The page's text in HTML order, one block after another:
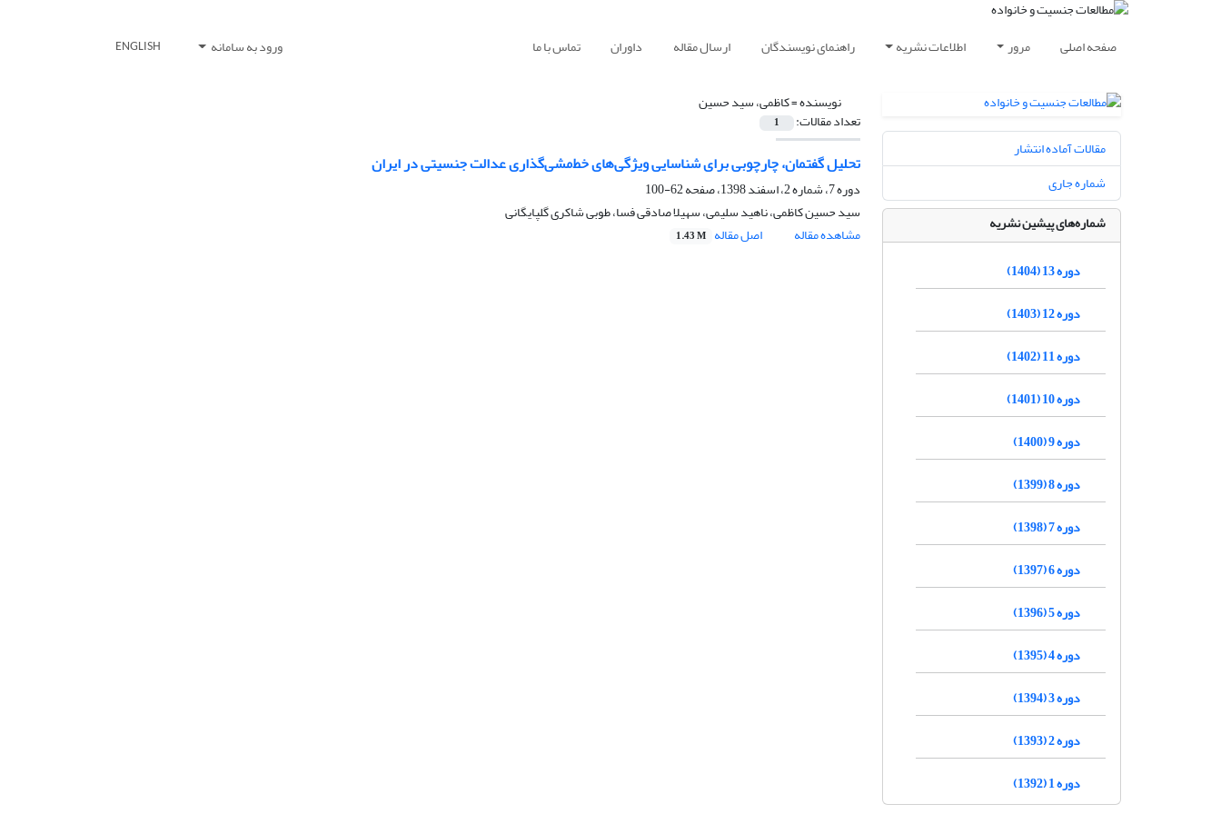
صفحه اصلی مرور اطلاعات نشریه راهنمای نویسندگان ارسال مقاله داوران تماس با ما ورود به سامانه ENGLISH
نویسنده =کاظمی، سید حسین
تعداد مقالات: 1
تحلیل‌ گفتمان، چارچوبی برای شناسایی ویژگی‌های خط‌مشی‌گذاری عدالت جنسیتی در ایران
دوره 7، شماره 2، اسفند 1398، صفحه
62-100
سید حسین کاظمی، ناهید سلیمی، سهیلا صادقی فسا، طوبی شاکری گلپایگانی
مشاهده مقاله
اصل مقاله 1.43 M
مقالات آماده انتشار
شماره جاری
شماره‌های پیشین نشریه
دوره 13 (1404)
دوره 12 (1403)
دوره 11 (1402)
دوره 10 (1401)
دوره 9 (1400)
دوره 8 (1399)
دوره 7 (1398)
دوره 6 (1397)
دوره 5 (1396)
دوره 4 (1395)
دوره 3 (1394)
دوره 2 (1393)
دوره 1 (1392)